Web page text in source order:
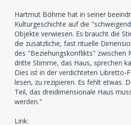
Hartmut Böhme hat in seiner
Kulturgeschichte auf die
Objekte verwiesen. Es braucht die
die zusätzliche, fast rituelle
des "Beziehungskonflikts" zwischen
dritte Stimme, das Haus, sprechen
Dies ist in der verdichteten Libretto-
lesen, zu rezipieren. Es fehlt etwas.
Teil, das dreidimensionale Haus
werden."
Link: